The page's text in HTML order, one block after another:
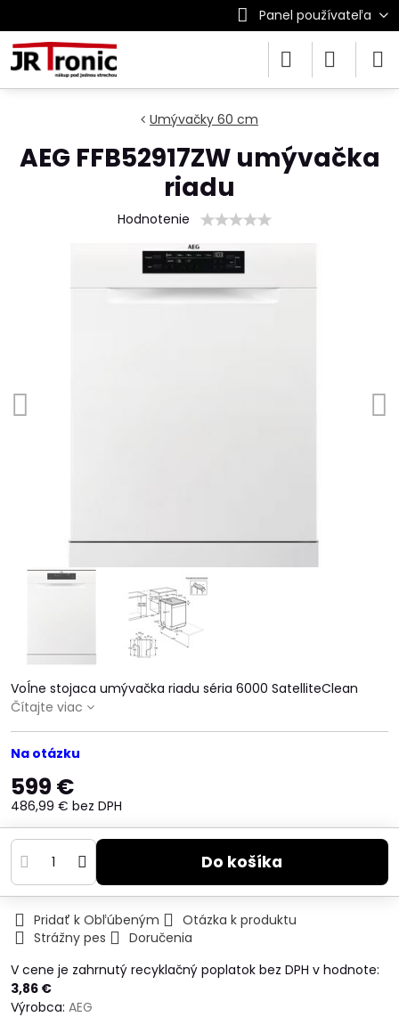
Panel používateľa
Umývačky 60 cm
AEG FFB52917ZW umývačka
riadu
Hodnotenie
Voĺne stojaca umývačka riadu séria 6000 SatelliteClean
Čítajte viac
Na otázku
599 €
486,99 € bez DPH
Do košíka
Pridať k Obľúbeným
Otázka k produktu
Strážny pes
Doručenia
V cene je zahrnutý recyklačný poplatok bez DPH v hodnote:
3,86 €
Výrobca: AEG